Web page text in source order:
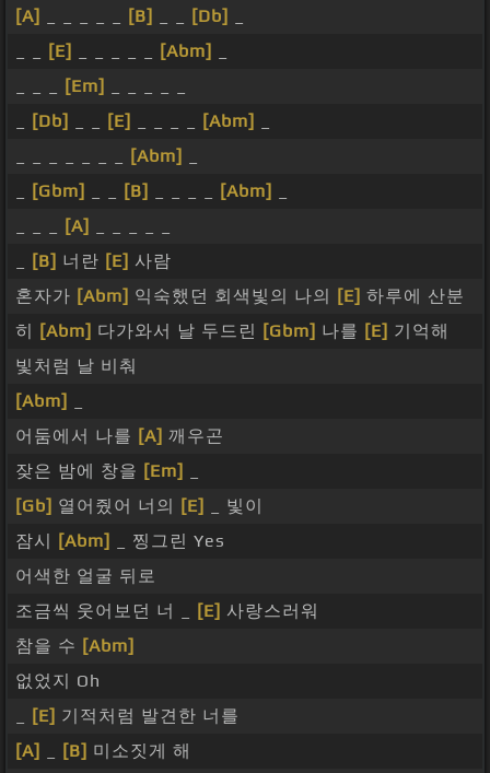
[A]
[B] [Db]
[E] [Abm]
[Em]
[Db] [E] [Abm]
[Abm]
[Gbm] [B] [Abm]
[A]
[B] 너란 [E] 사람
혼자가 [Abm] 익숙했던 회색빛의 나의 [E] 하루에 산분
히
[Abm] 다가와서 날 두드린 [Gbm] 나를 [E] 기억해
빛처럼 날 비춰
[Abm]
어둠에서 나를 [A] 깨우곤
잦은 밤에 창을 [Em]
[Gb] 열어줬어 너의 [E]
_ 빛이
잠시
[Abm]
_ 찡그린 Yes
어색한 얼굴 뒤로
조금씩 웃어보던 너 _
[E] 사랑스러워
참을 수 [Abm]
없었지 Oh
[E] 기적처럼 발견한 너를
[A]
[B] 미소짓게 해